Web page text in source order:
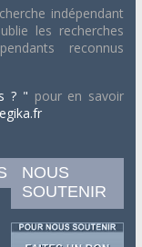
indépendant
les recherches
reconnus
? " pour en savoir
NOUS
SOUTENIR